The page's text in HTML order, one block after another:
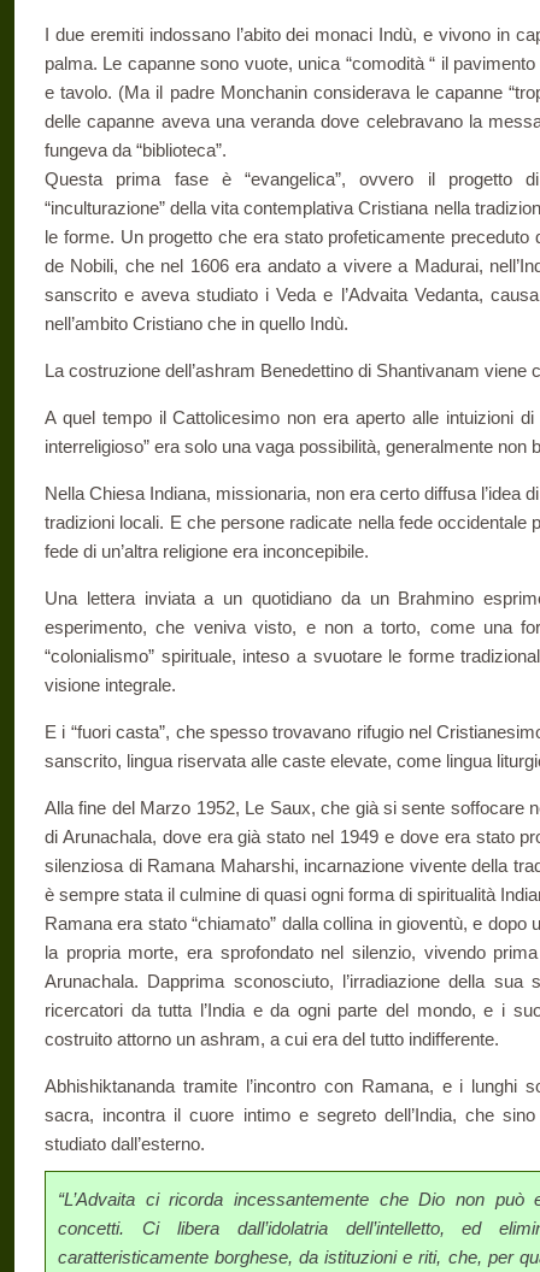
I due eremiti indossano l’abito dei monaci Indù, e vivono in
palma. Le capanne sono vuote, unica “comodità “ il
e tavolo. (Ma il padre Monchanin considerava le capanne
delle capanne aveva una veranda dove celebravano la
fungeva da “biblioteca”.
Questa prima fase è “evangelica”, ovvero il
“inculturazione” della vita contemplativa Cristiana nella
le forme. Un progetto che era stato profeticamente preceduto
de Nobili, che nel 1606 era andato a vivere a Madurai,
sanscrito e aveva studiato i Veda e l’Advaita Vedanta,
nell’ambito Cristiano che in quello Indù.
La costruzione dell’ashram Benedettino di Shantivanam viene
A quel tempo il Cattolicesimo non era aperto alle intuizioni di
interreligioso” era solo una vaga possibilità, generalmente non
Nella Chiesa Indiana, missionaria, non era certo diffusa l’idea
tradizioni locali. E che persone radicate nella fede occidentale
fede di un’altra religione era inconcepibile.
Una lettera inviata a un quotidiano da un Brahmino
esperimento, che veniva visto, e non a torto, come una
“colonialismo” spirituale, inteso a svuotare le forme
visione integrale.
E i “fuori casta”, che spesso trovavano rifugio nel
sanscrito, lingua riservata alle caste elevate, come lingua
Alla fine del Marzo 1952, Le Saux, che già si sente soffocare
di Arunachala, dove era già stato nel 1949 e dove era stato
silenziosa di Ramana Maharshi, incarnazione vivente della
è sempre stata il culmine di quasi ogni forma di spiritualità
Ramana era stato “chiamato” dalla collina in gioventù, e dopo
la propria morte, era sprofondato nel silenzio, vivendo
Arunachala. Dapprima sconosciuto, l’irradiazione della sua
ricercatori da tutta l’India e da ogni parte del mondo, e i
costruito attorno un ashram, a cui era del tutto indifferente.
Abhishiktananda tramite l’incontro con Ramana, e i lunghi
sacra, incontra il cuore intimo e segreto dell’India, che
studiato dall’esterno.
“L’Advaita ci ricorda incessantemente che Dio non
concetti. Ci libera dall’idolatria dell’intelletto, ed
caratteristicamente borghese, da istituzioni e riti, che, per